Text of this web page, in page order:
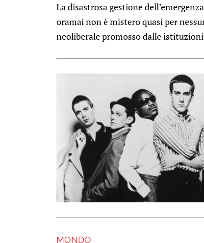
La disastrosa gestione
oramai non è mistero quasi per
neoliberale promosso dalle istituzioni
MONDO